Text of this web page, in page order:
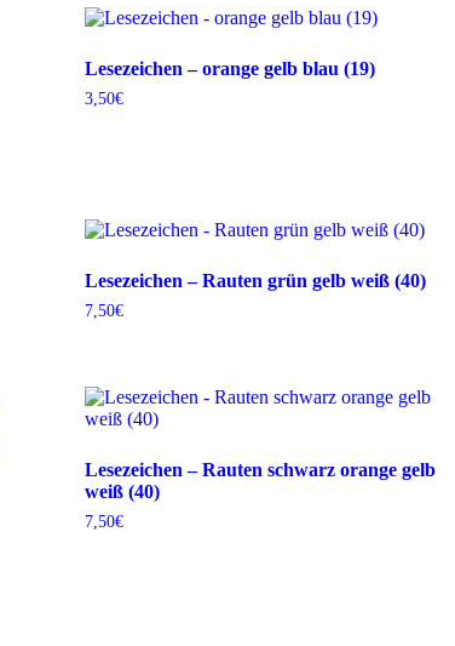
Lesezeichen – orange gelb blau (19)
3,50€
Lesezeichen – Rauten grün gelb weiß (40)
7,50€
Lesezeichen – Rauten schwarz orange gelb
weiß (40)
7,50€